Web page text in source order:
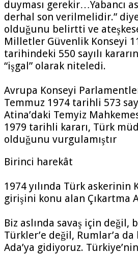
duyması gerekir…Yabancı
derhal son verilmelidir.”
olduğunu belirtti ve
Milletler Güvenlik Konseyi
tarihindeki 550 sayılı
“işgal” olarak niteledi.
Avrupa Konseyi
Temmuz 1974 tarihli 573
Atina’daki Temyiz
1979 tarihli kararı, Türk
olduğunu vurgulamıştır
Birinci harekât
1974 yılında Türk askerinin
girişini konu alan Çıkartma
Biz aslında savaş için değil,
Türkler’e değil, Rumlar’a
Ada’ya gidiyoruz. Türkiye’nin